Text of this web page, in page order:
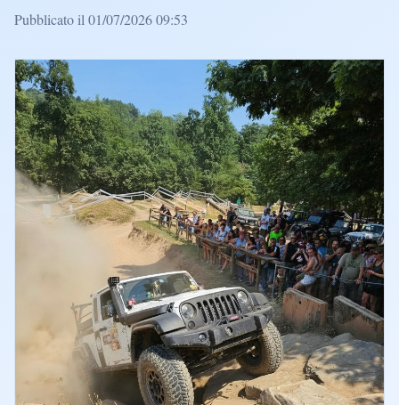
Pubblicato il 01/07/2026 09:53